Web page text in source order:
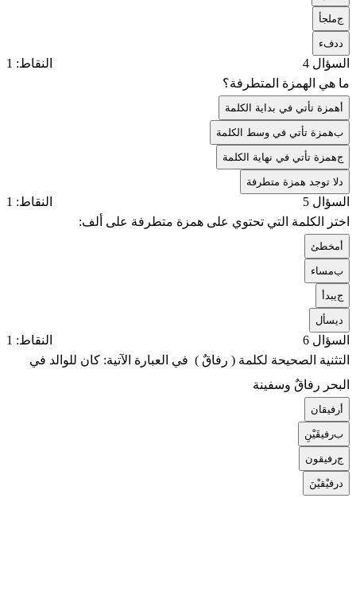
جملجأ
دفء
السؤال 4
النقاط: 1
ما هي الهمزة المتطرفة؟
همزة تأتي في بداية الكلمة
بهمزة تأتي في وسط الكلمة
جهمزة تأتي في نهاية الكلمة
لا توجد همزة متطرفة
السؤال 5
النقاط: 1
اختر الكلمة التي تحتوي على همزة متطرفة على ألف:
مخطئ
بمساء
جيبدأ
يسأل
السؤال 6
النقاط: 1
التثنية الصحيحة لكلمة ( رفاقٌ ) في العبارة الآتية: كان للوالد في
البحر رفاقٌ وسفينة
رفيقان
برفيقَيْنِ
جرفيقون
رفيْقيْنَ